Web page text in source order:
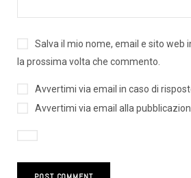
Salva il mio nome, email e sito web
la prossima volta che commento.
Avvertimi via email in caso di
Avvertimi via email alla